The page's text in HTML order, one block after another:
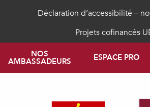
Déclaration d’accessibilité –
Projets cofinancés
NOS
AMBASSADEURS ESPACE PRO